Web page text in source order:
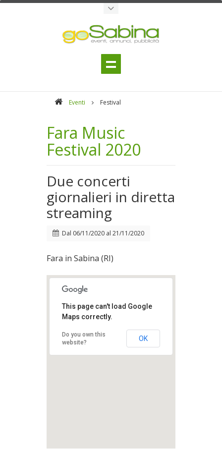
Eventi Festival
Fara Music
Festival 2020
Due concerti
giornalieri in diretta
streaming
Dal 06/11/2020 al 21/11/2020
Fara in Sabina (RI)
This page can't load Google
Maps correctly.
Do you own this
website?
OK